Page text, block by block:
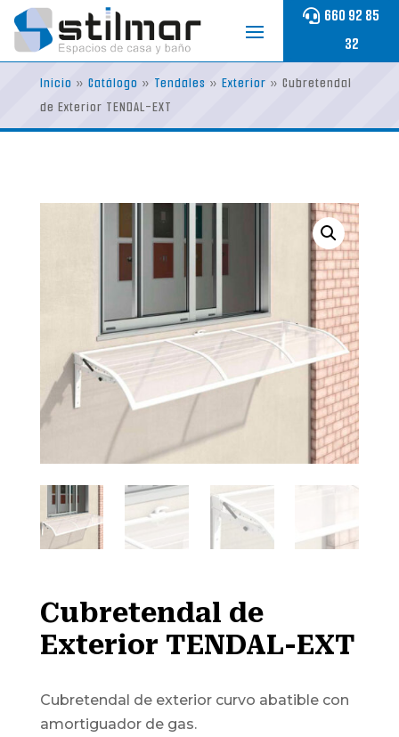
Skip
to
content
660 92 85
32
Inicio » Catálogo » Tendales » Exterior » Cubretendal
de Exterior TENDAL-EXT
Cubretendal de
Exterior TENDAL-EXT
Cubretendal de exterior curvo abatible con
amortiguador de gas.